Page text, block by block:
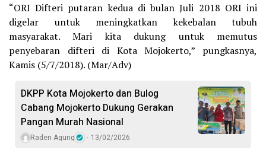
“ORI Difteri putaran kedua di bulan Juli 2018 ORI ini
digelar untuk meningkatkan kekebalan tubuh
masyarakat. Mari kita dukung untuk memutus
penyebaran difteri di Kota Mojokerto,” pungkasnya,
Kamis (5/7/2018). (Mar/Adv)
DKPP Kota Mojokerto dan Bulog
Cabang Mojokerto Dukung Gerakan
Pangan Murah Nasional
Raden Agung 13/02/2026